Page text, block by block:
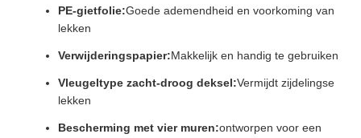
PE-gietfolie:Goede ademendheid en voorkoming van
lekken
Verwijderingspapier:Makkelijk en handig te gebruiken
Vleugeltype zacht-droog deksel:Vermijdt zijdelingse
lekken
Bescherming met vier muren:ontworpen voor een